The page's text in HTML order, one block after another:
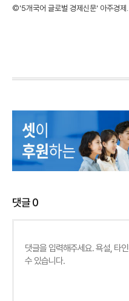
©'5개국어 글로벌 경제신문' 아주경제.
댓글0